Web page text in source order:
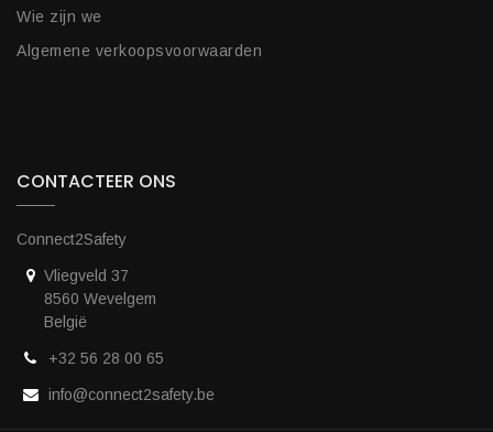
Wie zijn we
Algemene verkoopsvoorwaarden
CONTACTEER ONS
Connect2Safety
Vliegveld 37
8560 Wevelgem
België
+32 56 28 00 65
info@connect2safety.be